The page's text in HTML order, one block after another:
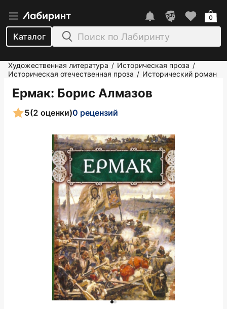
Каталог
0
Художественная литература / Историческая проза /
Историческая отечественная проза / Исторический роман
Ермак: Борис Алмазов
5(2 оценки)0 рецензий